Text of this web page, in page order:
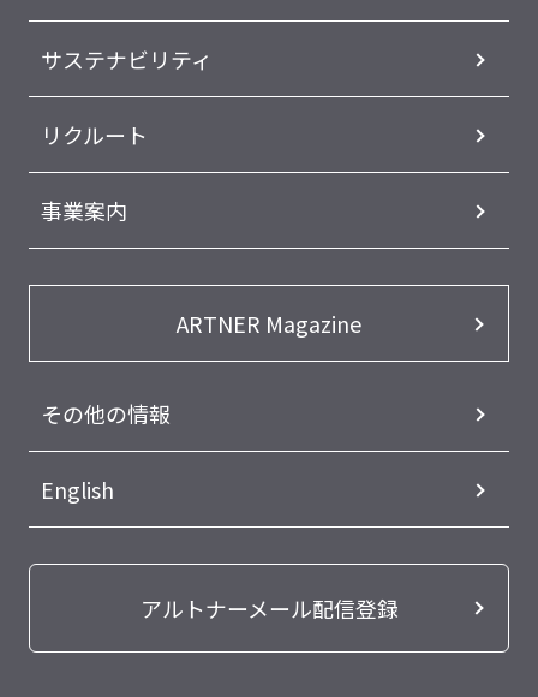
サステナビリティ
リクルート
事業案内
ARTNER Magazine
その他の情報
English
アルトナーメール配信登録